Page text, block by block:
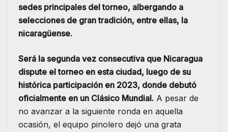
sedes principales del torneo, albergando a
selecciones de gran tradición, entre ellas, la
nicaragüense.
Será la segunda vez consecutiva que Nicaragua
dispute el torneo en esta ciudad, luego de su
histórica participación en 2023, donde debutó
oficialmente en un Clásico Mundial. A pesar de
no avanzar a la siguiente ronda en aquella
ocasión, el equipo pinolero dejó una grata